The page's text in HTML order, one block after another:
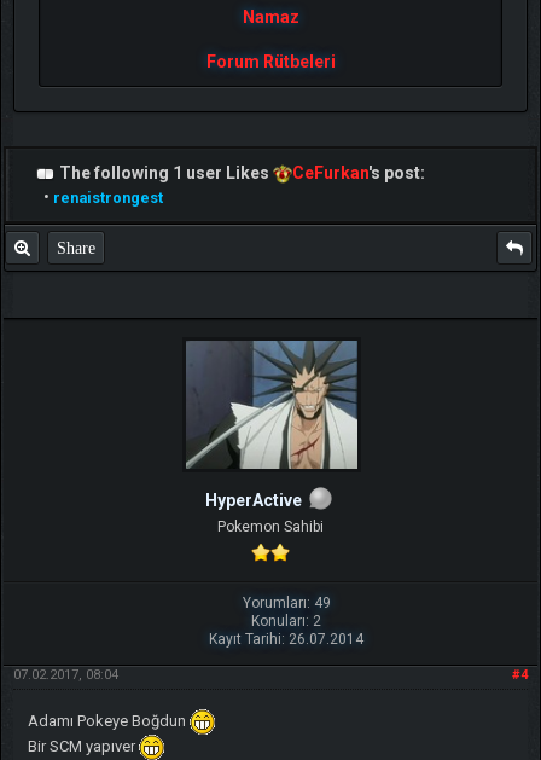
Namaz
Forum Rütbeleri
The following 1 user Likes CeFurkan's post:
• renaistrongest
Share
HyperActive
Pokemon Sahibi
Yorumları: 49
Konuları: 2
Kayıt Tarihi: 26.07.2014
#4
07.02.2017, 08:04
Adamı Pokeye Boğdun
Bir SCM yapıver